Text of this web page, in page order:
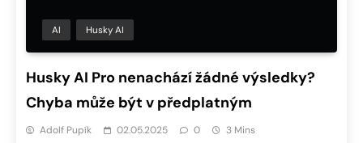
AI Husky AI
Husky AI Pro nenachází žádné výsledky?
Chyba může být v předplatným
Adolf Pupík 02.05.2025 0 3 Mins